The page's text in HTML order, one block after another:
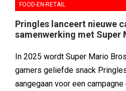
FOOD-EN-RETAIL
Pringles lanceert nieuwe
samenwerking met Super
In 2025 wordt Super Mario
gamers geliefde snack
aangegaan voor een